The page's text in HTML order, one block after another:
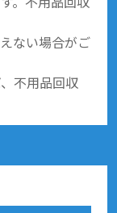
ない場合がご
不用品回収